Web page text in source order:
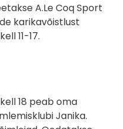
A.Le Coq Sport
karikavõistlust
11-17.
18 peab oma
Janika.